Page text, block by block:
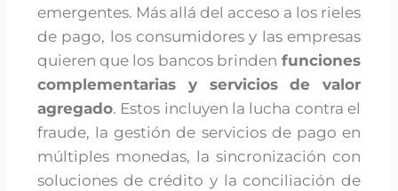
emergentes. Más allá del acceso a los rieles
de pago, los consumidores y las empresas
quieren que los bancos brinden funciones
complementarias y servicios de valor
agregado. Estos incluyen la lucha contra el
fraude, la gestión de servicios de pago en
múltiples monedas, la sincronización con
soluciones de crédito y la conciliación de